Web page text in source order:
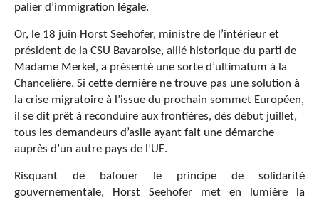
palier d’immigration légale.
Or, le 18 juin Horst Seehofer, ministre de l’intérieur et
président de la CSU Bavaroise, allié historique du parti de
Madame Merkel, a présenté une sorte d’ultimatum à la
Chancelière. Si cette dernière ne trouve pas une solution à
la crise migratoire à l’issue du prochain sommet Européen,
il se dit prêt à reconduire aux frontières, dès début juillet,
tous les demandeurs d’asile ayant fait une démarche
auprès d’un autre pays de l’UE.
Risquant de bafouer le principe de solidarité
gouvernementale, Horst Seehofer met en lumière la